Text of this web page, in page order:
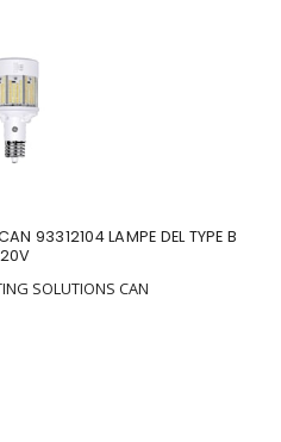
93312104 LAMPE DEL TYPE B
SOLUTIONS CAN